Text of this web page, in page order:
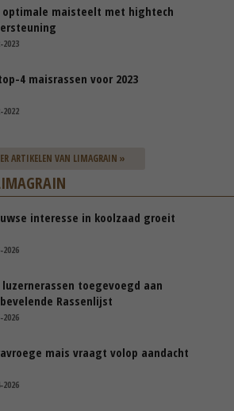
optimale maisteelt met hightech
2023
4 maisrassen voor 2023
2022
ARTIKELEN VAN LIMAGRAIN »
interesse in koolzaad groeit
2026
luzernerassen toegevoegd aan
Rassenlijst
2026
mais vraagt volop aandacht
2026